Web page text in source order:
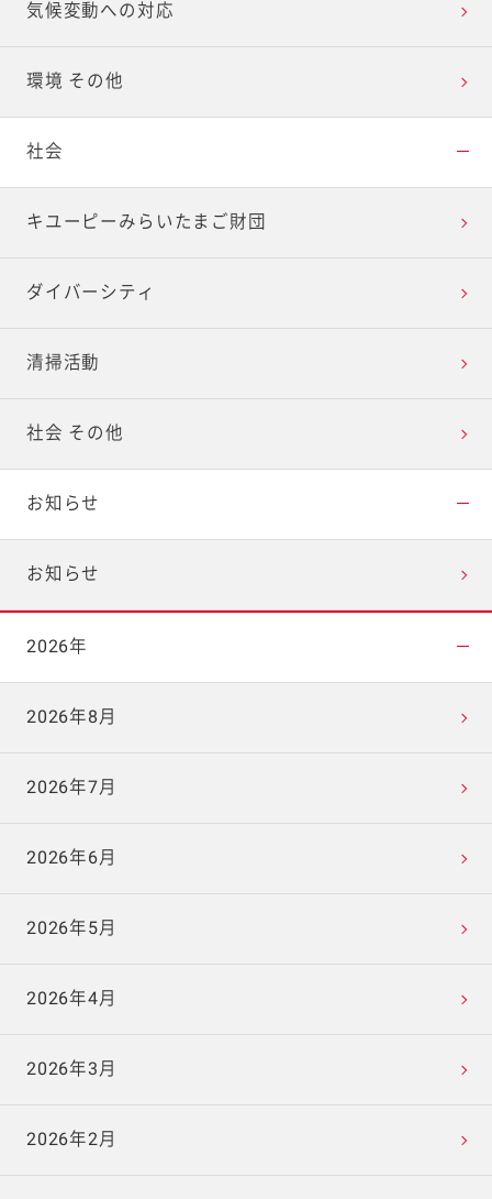
気候変動への対応
環境 その他
社会
キユーピーみらいたまご財団
ダイバーシティ
清掃活動
社会 その他
お知らせ
お知らせ
2026年
2026年8月
2026年7月
2026年6月
2026年5月
2026年4月
2026年3月
2026年2月